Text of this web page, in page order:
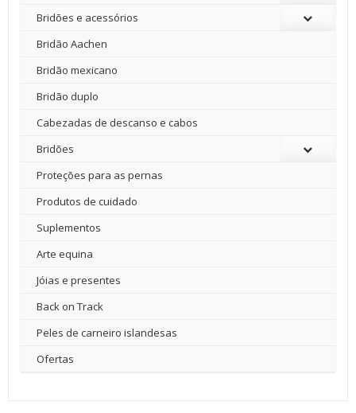
Bridões e acessórios
Bridão Aachen
Bridão mexicano
Bridão duplo
Cabezadas de descanso e cabos
Bridões
Proteções para as pernas
Produtos de cuidado
Suplementos
Arte equina
Jóias e presentes
Back on Track
Peles de carneiro islandesas
Ofertas